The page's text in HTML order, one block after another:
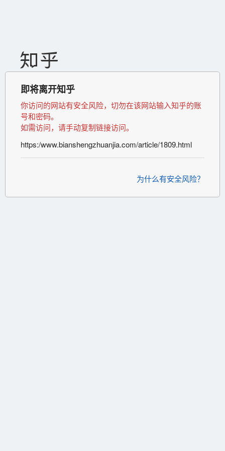
即将离开知乎
你访问的网站有安全风险，切勿在该网站输入知乎的账
号和密码。
如需访问，请手动复制链接访问。
https:/www.bianshengzhuanjia.com/article/1809.html
为什么有安全风险？